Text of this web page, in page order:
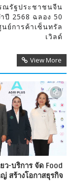
ณรัฐประชาชนจีน
ปี 2568 ฉลอง 50
ย์การค้าเซ็นทรัล
เวิลด์
View More
ว-บริการ จัด Food
สร้างโอกาสธุรกิจ